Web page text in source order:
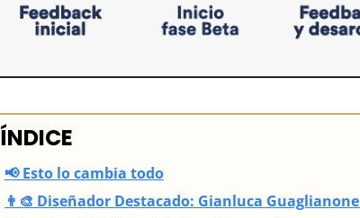
ÍNDICE
📢 Esto lo cambia todo
👨‍🎨 Diseñador Destacado: Gianluca Guaglianone